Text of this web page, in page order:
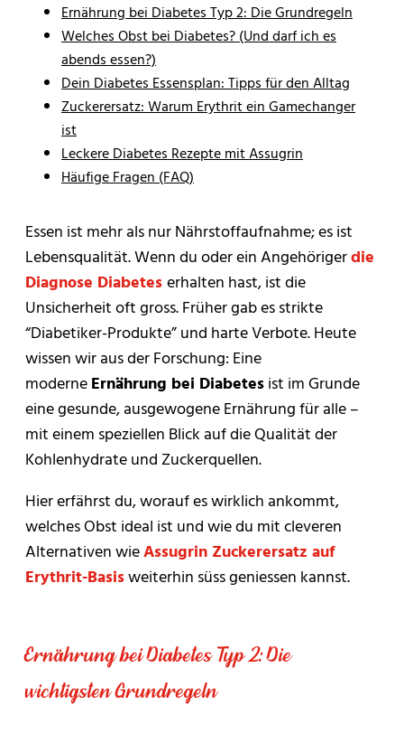
Ernährung bei Diabetes Typ 2: Die Grundregeln
Welches Obst bei Diabetes? (Und darf ich es
abends essen?)
Dein Diabetes Essensplan: Tipps für den Alltag
Zuckerersatz: Warum Erythrit ein Gamechanger
ist
Leckere Diabetes Rezepte mit Assugrin
Häufige Fragen (FAQ)
Essen ist mehr als nur Nährstoffaufnahme; es ist
Lebensqualität. Wenn du oder ein Angehörigerdie
Diagnose Diabeteserhalten hast, ist die
Unsicherheit oft gross. Früher gab es strikte
“Diabetiker-Produkte” und harte Verbote. Heute
wissen wir aus der Forschung: Eine
moderneErnährung bei Diabetesist im Grunde
eine gesunde, ausgewogene Ernährung für alle –
mit einem speziellen Blick auf die Qualität der
Kohlenhydrate und Zuckerquellen.
Hier erfährst du, worauf es wirklich ankommt,
welches Obst ideal ist und wie du mit cleveren
Alternativen wieAssugrin Zuckerersatz auf
Erythrit-Basisweiterhin süss geniessen kannst.
Ernährung bei Diabetes Typ 2: Die
wichtigsten Grundregeln